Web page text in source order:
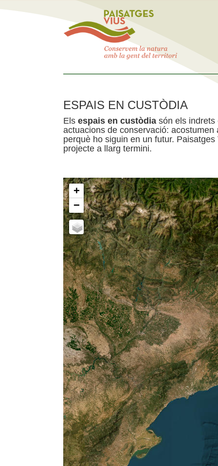
ESPAIS EN CUSTÒDIA
Els espais en custòdia són els indrets
actuacions de conservació:
perquè ho siguin en un futur.
projecte a llarg termini.
+
−